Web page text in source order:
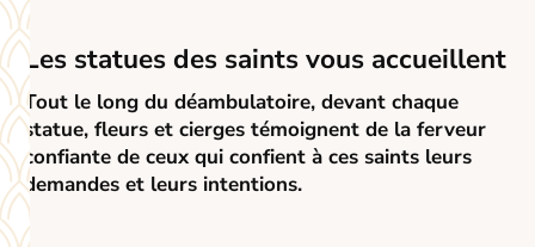
Les statues des saints vous accueillent
Tout le long du déambulatoire, devant chaque
statue, fleurs et cierges témoignent de la ferveur
confiante de ceux qui confient à ces saints leurs
demandes et leurs intentions.